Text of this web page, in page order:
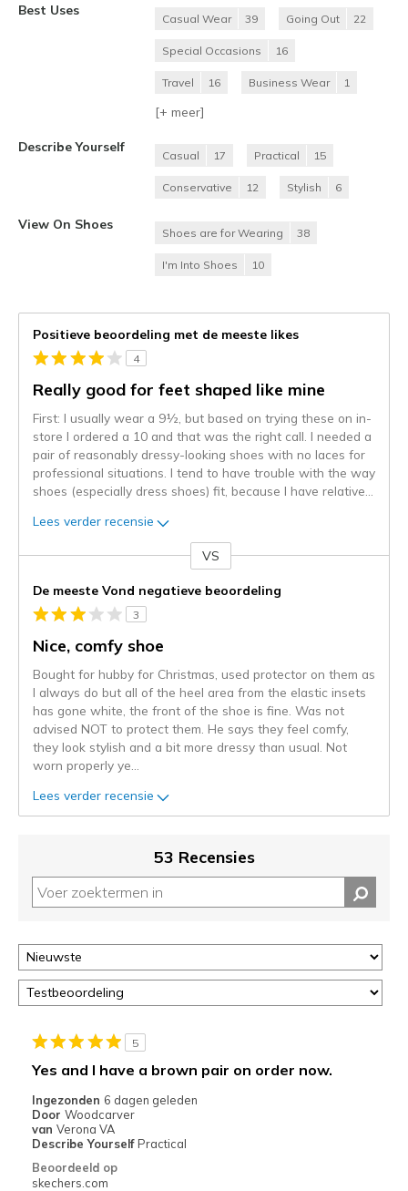
Best Uses
Casual Wear 39 Going Out 22
Special Occasions 16
Travel 16 Business Wear 1
[+ meer]
Describe Yourself
Casual 17 Practical 15
Conservative 12 Stylish 6
View On Shoes
Shoes are for Wearing 38
I'm Into Shoes 10
Positieve beoordeling met de meeste likes
4
Really good for feet shaped like mine
First: I usually wear a 9½, but based on trying these on in-
store I ordered a 10 and that was the right call. I needed a
pair of reasonably dressy-looking shoes with no laces for
professional situations. I tend to have trouble with the way
shoes (especially dress shoes) fit, because I have relative
Lees verder recensie
content
wordt
momenteel
gemigreerd
de
niejee
page_id.
kunt
status
van
deze
of
door
<a
href="javascript:location.href=location.pathname;">hier</a>
page
met
migratiegeschiedenis
van
de
VS
De meeste Vond negatieve beoordeling
3
Nice, comfy shoe
Bought for hubby for Christmas, used protector on them as
I always do but all of the heel area from the elastic insets
has gone white, the front of the shoe is fine. Was not
advised NOT to protect them. He says they feel comfy,
they look stylish and a bit more dressy than usual. Not
worn properly ye
Lees verder recensie
53 Recensies
5
Yes and I have a brown pair on order now.
Ingezonden 6 dagen geleden
Door Woodcarver
van Verona VA
Describe Yourself Practical
Beoordeeld op
skechers.com